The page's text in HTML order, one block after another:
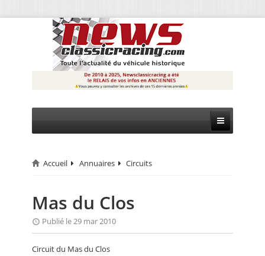
CIRCUIT
RALLYE
MONTAGNE
EVÈNEMENTS
Accueil Annuaires Circuits
Mas du Clos
Publié le 29 mar 2010
Circuit du Mas du Clos